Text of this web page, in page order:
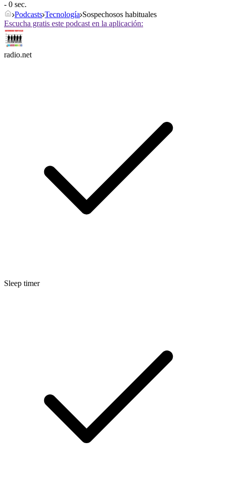
- 0 sec.
Podcasts Tecnología Sospechosos habituales
Escucha gratis este podcast en la aplicación:
radio.net
Sleep timer